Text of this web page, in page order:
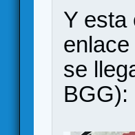
Y esta
se
BGG):